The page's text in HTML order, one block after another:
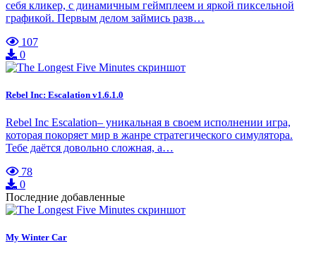
себя кликер, с динамичным геймплеем и яркой пиксельной
графикой. Первым делом займись разв…
107
0
Rebel Inc: Escalation v1.6.1.0
Rebel Inc Escalation– уникальная в своем исполнении игра,
которая покоряет мир в жанре стратегического симулятора.
Тебе даётся довольно сложная, а…
78
0
Последние добавленные
My Winter Car